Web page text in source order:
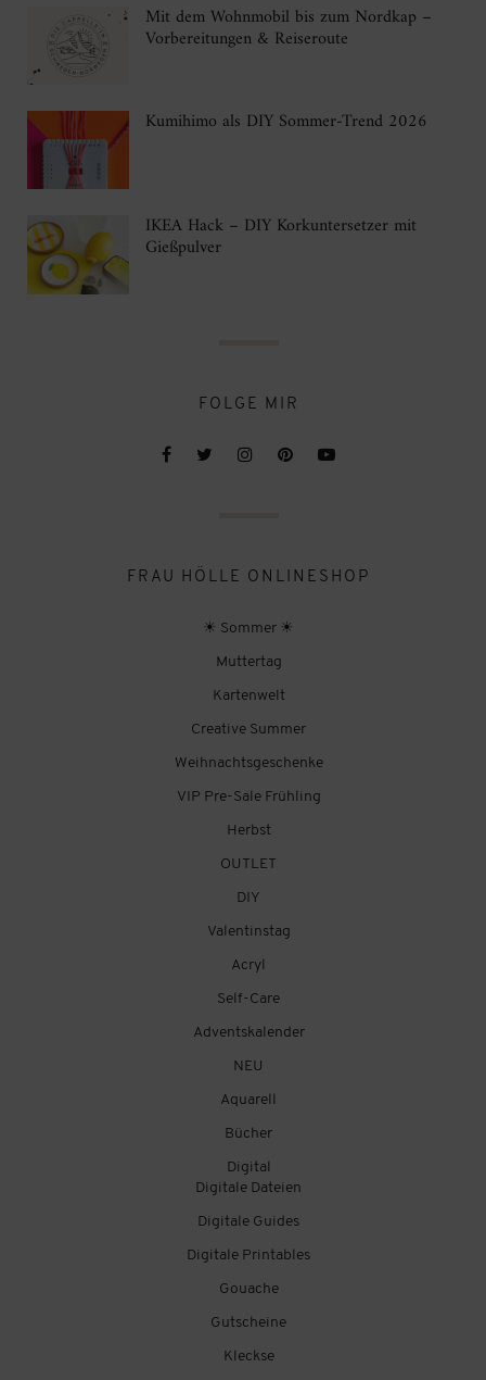
Mit dem Wohnmobil bis zum Nordkap –
Vorbereitungen & Reiseroute
Kumihimo als DIY Sommer-Trend 2026
IKEA Hack – DIY Korkuntersetzer mit
Gießpulver
FOLGE MIR
FRAU HÖLLE ONLINESHOP
☀ Sommer ☀
Muttertag
Kartenwelt
Creative Summer
Weihnachtsgeschenke
VIP Pre-Sale Frühling
Herbst
OUTLET
DIY
Valentinstag
Acryl
Self-Care
Adventskalender
NEU
Aquarell
Bücher
Digital
Digitale Dateien
Digitale Guides
Digitale Printables
Gouache
Gutscheine
Kleckse